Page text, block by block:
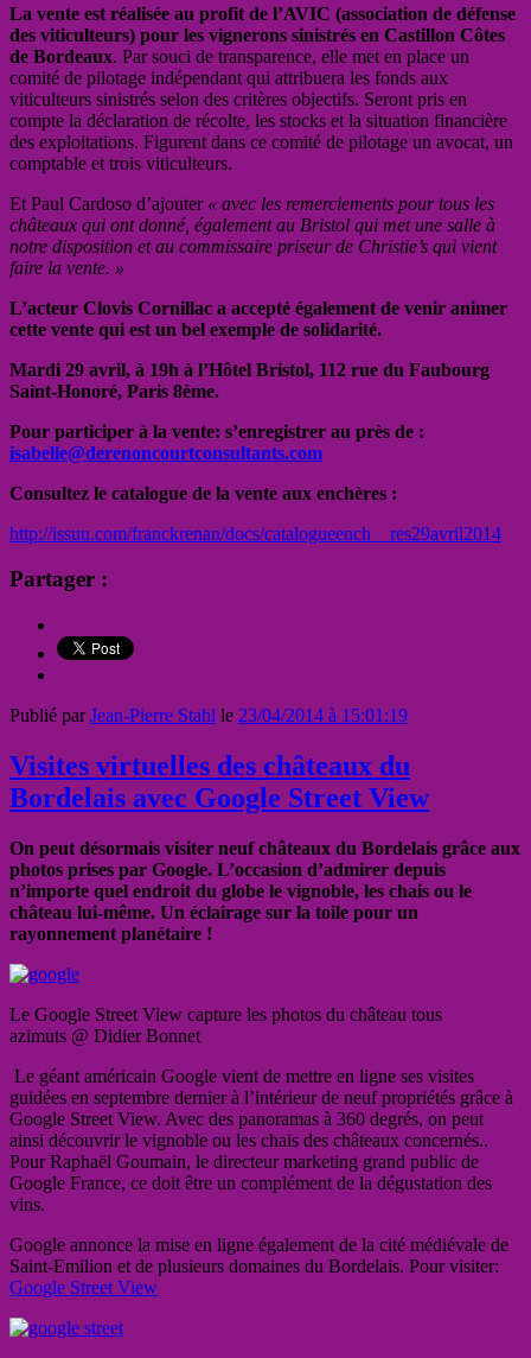
La vente est réalisée au profit de l’AVIC (association de défense
des viticulteurs) pour les vignerons sinistrés en Castillon Côtes
de Bordeaux. Par souci de transparence, elle met en place un
comité de pilotage indépendant qui attribuera les fonds aux
viticulteurs sinistrés selon des critères objectifs. Seront pris en
compte la déclaration de récolte, les stocks et la situation financière
des exploitations. Figurent dans ce comité de pilotage un avocat, un
comptable et trois viticulteurs.
Et Paul Cardoso d’ajouter « avec les remerciements pour tous les
châteaux qui ont donné, également au Bristol qui met une salle à
notre disposition et au commissaire priseur de Christie’s qui vient
faire la vente. »
L’acteur Clovis Cornillac a accepté également de venir animer
cette vente qui est un bel exemple de solidarité.
Mardi 29 avril, à 19h à l’Hôtel Bristol, 112 rue du Faubourg
Saint-Honoré, Paris 8ème.
Pour participer à la vente: s’enregistrer au près de :
isabelle@derenoncourtconsultants.com
Consultez le catalogue de la vente aux enchères :
http://issuu.com/franckrenan/docs/catalogueench__res29avril2014
Partager :
Publié parJean-Pierre Stahl le 23/04/2014 à 15:01:19
Visites virtuelles des châteaux du
Bordelais avec Google Street View
On peut désormais visiter neuf châteaux du Bordelais grâce aux
photos prises par Google. L’occasion d’admirer depuis
n’importe quel endroit du globe le vignoble, les chais ou le
château lui-même. Un éclairage sur la toile pour un
rayonnement planétaire !
Le Google Street View capture les photos du château tous
azimuts @ Didier Bonnet
Le géant américain Google vient de mettre en ligne ses visites
guidées en septembre dernier à l’intérieur de neuf propriétés grâce à
Google Street View. Avec des panoramas à 360 degrés, on peut
ainsi découvrir le vignoble ou les chais des châteaux concernés..
Pour Raphaël Goumain, le directeur marketing grand public de
Google France, ce doit être un complément de la dégustation des
vins.
Google annonce la mise en ligne également de la cité médiévale de
Saint-Emilion et de plusieurs domaines du Bordelais. Pour visiter:
Google Street View